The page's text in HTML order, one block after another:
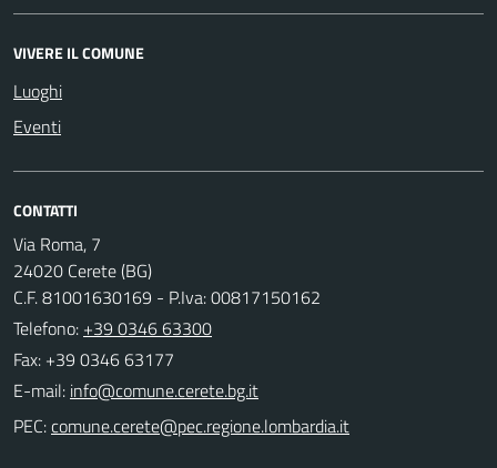
VIVERE IL COMUNE
Luoghi
Eventi
CONTATTI
Via Roma, 7
24020 Cerete (BG)
C.F. 81001630169 - P.Iva: 00817150162
Telefono: +39 0346 63300
Fax: +39 0346 63177
E-mail:
PEC: